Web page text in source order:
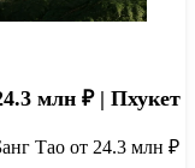
млн ₽ | Пхукет
Тао от 24.3 млн ₽